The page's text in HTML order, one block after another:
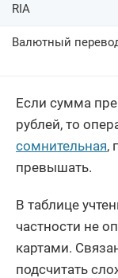
RIA
Валютный
Если сумма
рублей, то
сомнительная,
превышать.
В таблице
частности не
картами.
подсчитать